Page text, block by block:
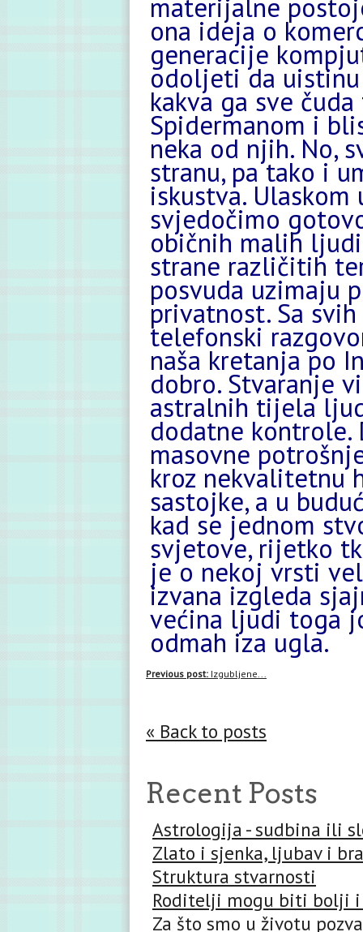
materijalne
ona ideja o
generacije
odoljeti da
kakva ga sve
Spidermanom i
neka od njih. No,
stranu, pa tako i
iskustva.
svjedočimo
običnih malih
strane različitih
posvuda uzimaju
privatnost. Sa
telefonski
naša kretanja po
dobro. Stvaranje
astralnih tijela
dodatne kontrole.
masovne
kroz nekvalitetnu
sastojke, a u
kad se jednom
svjetove, rijetko
je o nekoj vrsti
izvana izgleda
većina ljudi toga
odmah iza ugla.
Previous post: Izgubljene...
« Back to posts
Recent Posts
Astrologija - sudbina ili
Zlato i sjenka, ljubav i
Struktura stvarnosti
Roditelji mogu biti bolji
Za što smo u životu